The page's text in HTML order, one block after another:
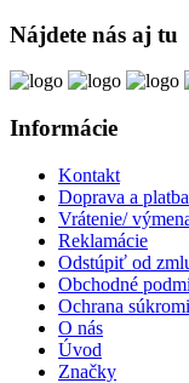
Nájdete nás aj tu
Informácie
Kontakt
Doprava a platba
Vrátenie/
Reklamácie
Odstúpiť od
Obchodné
Ochrana
O nás
Úvod
Značky